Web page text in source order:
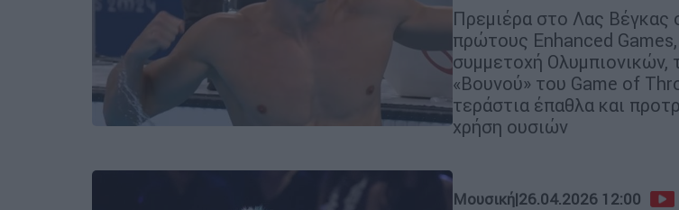
Πρεμιέρα στο Λας Βέγκας
πρώτους Enhanced
συμμετοχή Ολυμπιονικών,
«Βουνού» του Game of
τεράστια έπαθλα και
χρήση ουσιών
Μουσική|26.04.2026 12:00